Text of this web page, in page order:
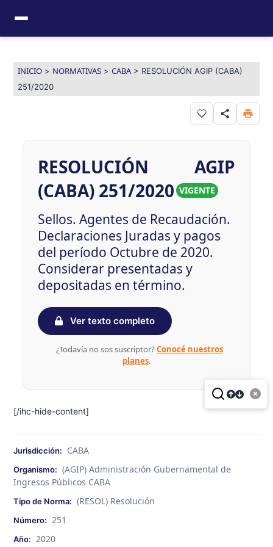
contenido
INICIO> NORMATIVAS> CABA> RESOLUCIÓN AGIP (CABA)
251/2020
Guardar en
RESOLUCIÓN AGIP
(CABA) 251/2020 VIGENTE
Sellos. Agentes de Recaudación.
Declaraciones Juradas y pagos
del período Octubre de 2020.
Considerar presentadas y
depositadas en término.
Ver texto completo
¿Todavía no sos suscriptor?Conocé nuestros
planes.
[/ihc-hide-content]
Jurisdicción: CABA
Organismo: (AGIP) Administración Gubernamental de
Ingresos Públicos CABA
Tipo de Norma: (RESOL) Resolución
Número: 251
Año: 2020